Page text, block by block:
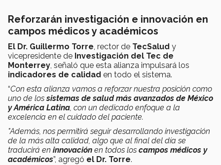
Reforzarán investigación e innovación en
campos médicos y académicos
El Dr. Guillermo Torre, rector de TecSalud y
vicepresidente de Investigación del Tec de
Monterrey, señaló que esta alianza impulsará los
indicadores de calidad en todo el sistema.
“Con esta alianza vamos a reforzar nuestra posición como
uno de lossistemas de salud más avanzados de México
y América Latina, con un dedicado enfoque a la
excelencia en el cuidado del paciente.
"Además, nos permitirá seguir desarrollando investigación
de la más alta calidad, algo que al final del día se
traducirá en innovación en todos los campos médicos y
académicos”, agregó el Dr. Torre.